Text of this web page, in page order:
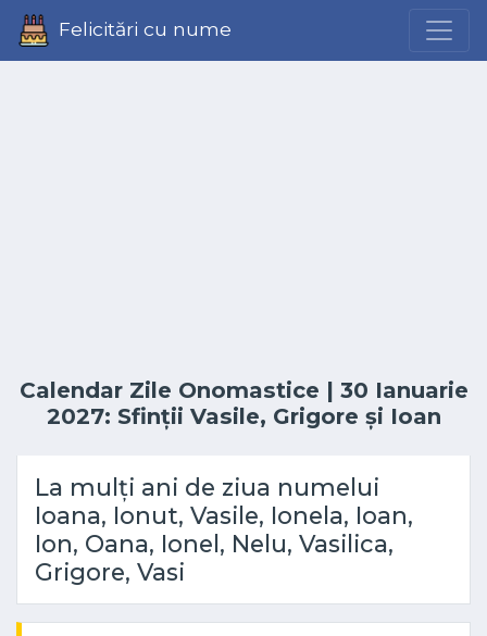
Felicitări cu nume
Calendar Zile Onomastice | 30 Ianuarie
2027: Sfinții Vasile, Grigore și Ioan
La mulți ani de ziua numelui
Ioana, Ionut, Vasile, Ionela, Ioan,
Ion, Oana, Ionel, Nelu, Vasilica,
Grigore, Vasi